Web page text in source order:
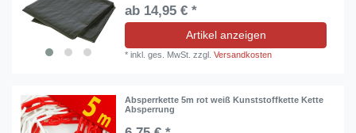
ab 14,95 € *
Artikel anzeigen
*inkl. ges. MwSt. zzgl.Versandkosten
Absperrkette 5m rot weiß Kunststoffkette Kette
Absperrung